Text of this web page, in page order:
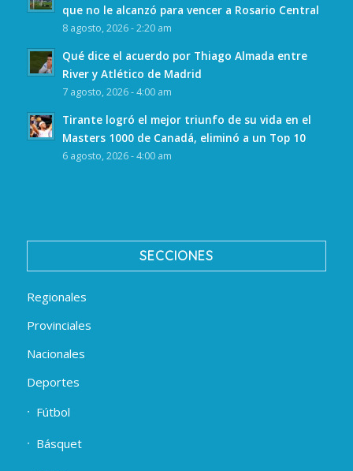
que no le alcanzó para vencer a Rosario Central
8 agosto, 2026 - 2:20 am
Qué dice el acuerdo por Thiago Almada entre
River y Atlético de Madrid
7 agosto, 2026 - 4:00 am
Tirante logró el mejor triunfo de su vida en el
Masters 1000 de Canadá, eliminó a un Top 10
6 agosto, 2026 - 4:00 am
SECCIONES
Regionales
Provinciales
Nacionales
Deportes
Fútbol
Básquet